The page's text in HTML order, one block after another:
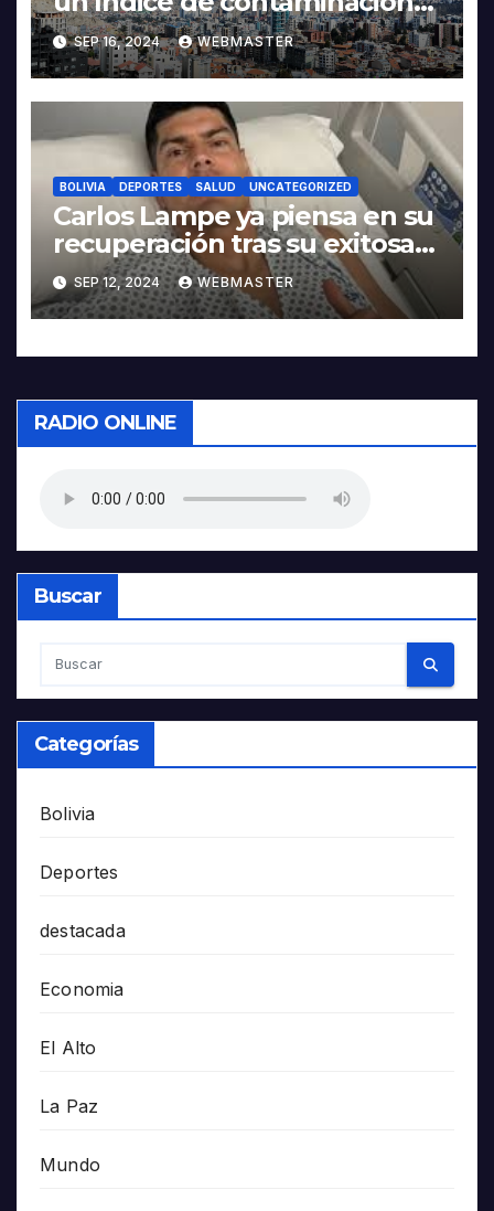
‘regular’
SEP 16, 2024 WEBMASTER
BOLIVIA DEPORTES SALUD UNCATEGORIZED
Carlos Lampe ya piensa en su
recuperación tras su exitosa
operación en el tendón de
Aquiles
SEP 12, 2024 WEBMASTER
RADIO ONLINE
Buscar
Categorías
Bolivia
Deportes
destacada
Economia
El Alto
La Paz
Mundo